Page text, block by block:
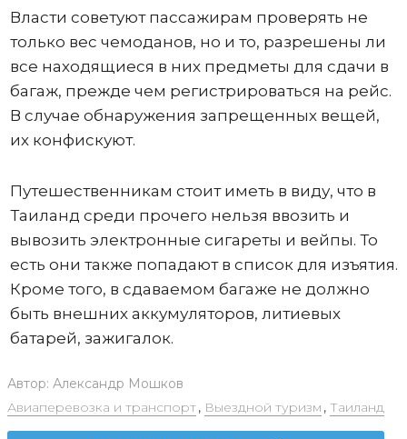
Власти советуют пассажирам проверять не
только вес чемоданов, но и то, разрешены ли
все находящиеся в них предметы для сдачи в
багаж, прежде чем регистрироваться на рейс.
В случае обнаружения запрещенных вещей,
их конфискуют.
Путешественникам стоит иметь в виду, что в
Таиланд среди прочего нельзя ввозить и
вывозить электронные сигареты и вейпы. То
есть они также попадают в список для изъятия.
Кроме того, в сдаваемом багаже не должно
быть внешних аккумуляторов, литиевых
батарей, зажигалок.
Автор: Александр Мошков
Авиаперевозка и транспорт, Выездной туризм , Таиланд